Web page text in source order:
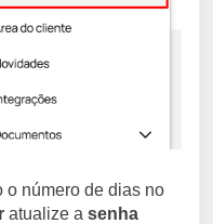
o número de dias no
atualize a senha